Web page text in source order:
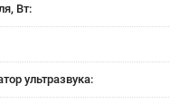
Вт:
ультразвука: